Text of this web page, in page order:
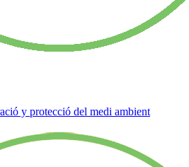
y protecció del medi ambient